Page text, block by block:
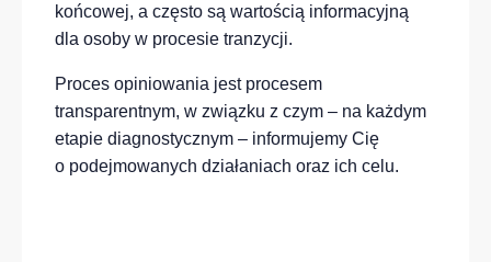
końcowej, a często są wartością informacyjną
dla osoby w procesie tranzycji.
Proces opiniowania jest procesem
transparentnym, w związku z czym – na każdym
etapie diagnostycznym – informujemy Cię
o podejmowanych działaniach oraz ich celu.